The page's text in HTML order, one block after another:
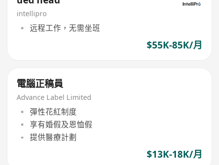
intellipro
远程工作，无需坐班
$55K-85K/月
電腦正稿員
Advance Label Limited
彈性花紅制度
享有婚假及恩恤假
提供醫療計劃
$13K-18K/月